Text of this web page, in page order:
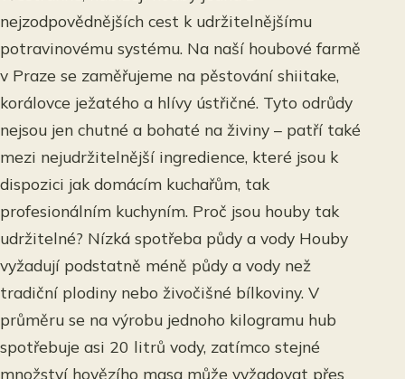
nejzodpovědnějších cest k udržitelnějšímu
potravinovému systému. Na naší houbové farmě
v Praze se zaměřujeme na pěstování shiitake,
korálovce ježatého a hlívy ústřičné. Tyto odrůdy
nejsou jen chutné a bohaté na živiny – patří také
mezi nejudržitelnější ingredience, které jsou k
dispozici jak domácím kuchařům, tak
profesionálním kuchyním. Proč jsou houby tak
udržitelné? Nízká spotřeba půdy a vody Houby
vyžadují podstatně méně půdy a vody než
tradiční plodiny nebo živočišné bílkoviny. V
průměru se na výrobu jednoho kilogramu hub
spotřebuje asi 20 litrů vody, zatímco stejné
množství hovězího masa může vyžadovat přes